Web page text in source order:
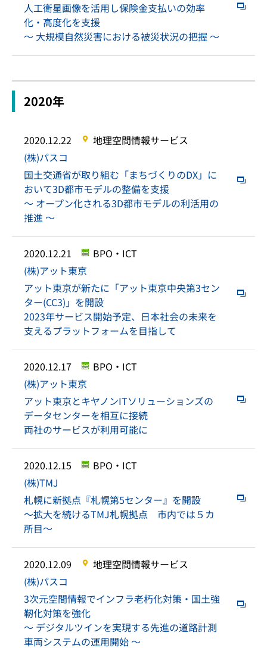
人工衛星画像を活用し保険金支払いの効率
化・高度化を支援
～ 大規模自然災害における被災状況の把握 ～
2020年
2020.12.22
地理空間情報サービス
(株)パスコ
国土交通省が取り組む「まちづくりのDX」に
おいて3D都市モデルの整備を支援
～ オープン化される3D都市モデルの利活用の
推進 ～
2020.12.21
BPO・ICT
(株)アット東京
アット東京が新たに「アット東京中央第3セン
ター(CC3)」を開設
2023年サービス開始予定、日本社会の未来を
支えるプラットフォームを目指して
2020.12.17
BPO・ICT
(株)アット東京
アット東京とキヤノンITソリューションズの
データセンターを相互に接続
両社のサービスが利用可能に
2020.12.15
BPO・ICT
(株)TMJ
札幌に新拠点『札幌第5センター』を開設
～拡大を続けるTMJ札幌拠点 市内では５カ
所目～
2020.12.09
地理空間情報サービス
(株)パスコ
3次元空間情報でインフラ老朽化対策・国土強
靭化対策を強化
～ デジタルツインを実現する先進の道路計測
車両システムの運用開始 ～